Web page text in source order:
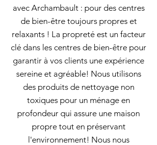
avec Archambault : pour des centres
de bien-être toujours propres et
relaxants ! La propreté est un facteur
clé dans les centres de bien-être pour
garantir à vos clients une expérience
sereine et agréable! Nous utilisons
des produits de nettoyage non
toxiques pour un ménage en
profondeur qui assure une maison
propre tout en préservant
l'environnement! Nous nous